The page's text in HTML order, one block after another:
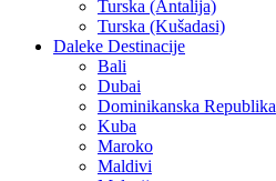
Turska (Antalija)
Turska (Kušadasi)
Daleke Destinacije
Bali
Dubai
Dominikanska Republika
Kuba
Maroko
Maldivi